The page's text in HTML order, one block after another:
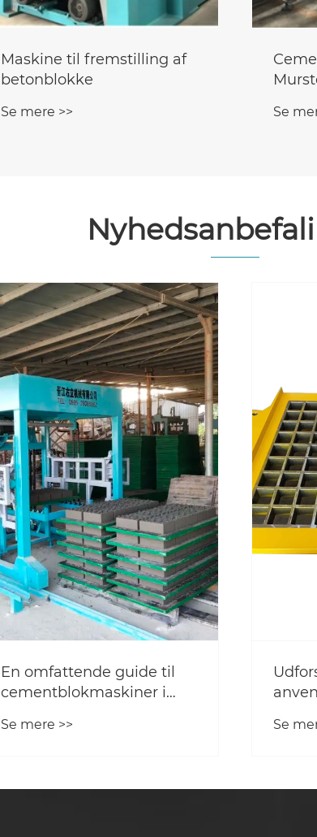
Maskine til fremstilling af
betonblokke
Se mere >> Se
En omfattende guide til
cementblokmaskiner i
Se mere >> Se